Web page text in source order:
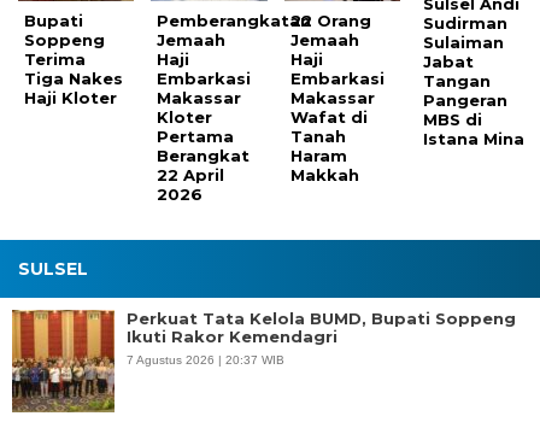
Bupati
Soppeng
Terima
Tiga Nakes
Haji Kloter
Pemberangkatan
Jemaah
Haji
Embarkasi
Makassar
Kloter
Pertama
Berangkat
22 April
2026
22 Orang
Jemaah
Haji
Embarkasi
Makassar
Wafat di
Tanah
Haram
Makkah
Sulsel Andi
Sudirman
Sulaiman
Jabat
Tangan
Pangeran
MBS di
Istana Mina
SULSEL
Perkuat Tata Kelola BUMD, Bupati Soppeng
Ikuti Rakor Kemendagri
7 Agustus 2026 | 20:37 WIB